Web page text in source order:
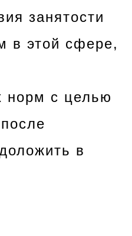
занятости
в этой сфере,
норм с целью
в